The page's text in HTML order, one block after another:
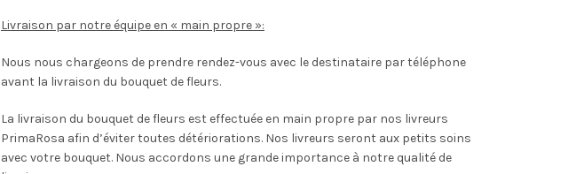
Livraison par notre équipe en « main propre »:
Nous nous chargeons de prendre rendez-vous avec le destinataire par téléphone
avant la livraison du bouquet de fleurs.
La livraison du bouquet de fleurs est effectuée en main propre par nos livreurs
PrimaRosa afin d’éviter toutes détériorations. Nos livreurs seront aux petits soins
avec votre bouquet. Nous accordons une grande importance à notre qualité de